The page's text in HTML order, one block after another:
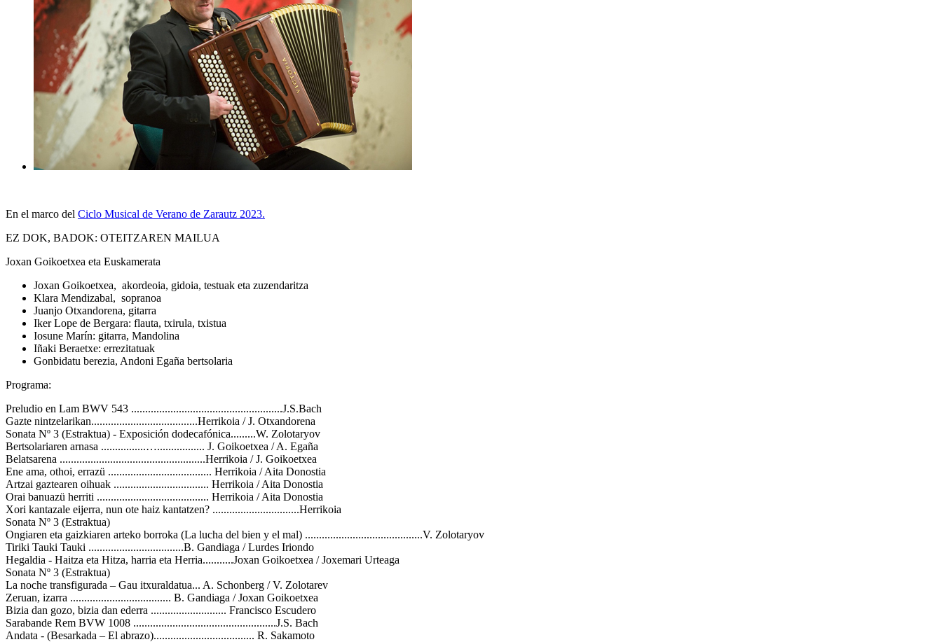
En el marco del Ciclo Musical de Verano de Zarautz 2023.
EZ DOK, BADOK: OTEITZAREN MAILUA
Joxan Goikoetxea eta Euskamerata
Joxan Goikoetxea, akordeoia, gidoia, testuak eta zuzendaritza
Klara Mendizabal, sopranoa
Juanjo Otxandorena, gitarra
Iker Lope de Bergara: flauta, txirula, txistua
Iosune Marín: gitarra, Mandolina
Iñaki Beraetxe: errezitatuak
Gonbidatu berezia, Andoni Egaña bertsolaria
Programa:
Preludio en Lam BWV 543 ......................................................J.S.Bach
Gazte nintzelarikan......................................Herrikoia / J. Otxandorena
Sonata Nº 3 (Estraktua) - Exposición dodecafónica.........W. Zolotaryov
Bertsolariaren arnasa ................…................. J. Goikoetxea / A. Egaña
Belatsarena ....................................................Herrikoia / J. Goikoetxea
Ene ama, othoi, errazü ..................................... Herrikoia / Aita Donostia
Artzai gaztearen oihuak .................................. Herrikoia / Aita Donostia
Orai banuazü herriti ........................................ Herrikoia / Aita Donostia
Xori kantazale eijerra, nun ote haiz kantatzen? ...............................Herrikoia
Sonata Nº 3 (Estraktua)
Ongiaren eta gaizkiaren arteko borroka (La lucha del bien y el mal) ..........................................V. Zolotaryov
Tiriki Tauki Tauki ..................................B. Gandiaga / Lurdes Iriondo
Hegaldia - Haitza eta Hitza, harria eta Herria...........Joxan Goikoetxea / Joxemari Urteaga
Sonata Nº 3 (Estraktua)
La noche transfigurada – Gau itxuraldatua... A. Schonberg / V. Zolotarev
Zeruan, izarra .................................... B. Gandiaga / Joxan Goikoetxea
Bizia dan gozo, bizia dan ederra ........................... Francisco Escudero
Sarabande Rem BVW 1008 ...................................................J.S. Bach
Andata - (Besarkada – El abrazo).................................... R. Sakamoto